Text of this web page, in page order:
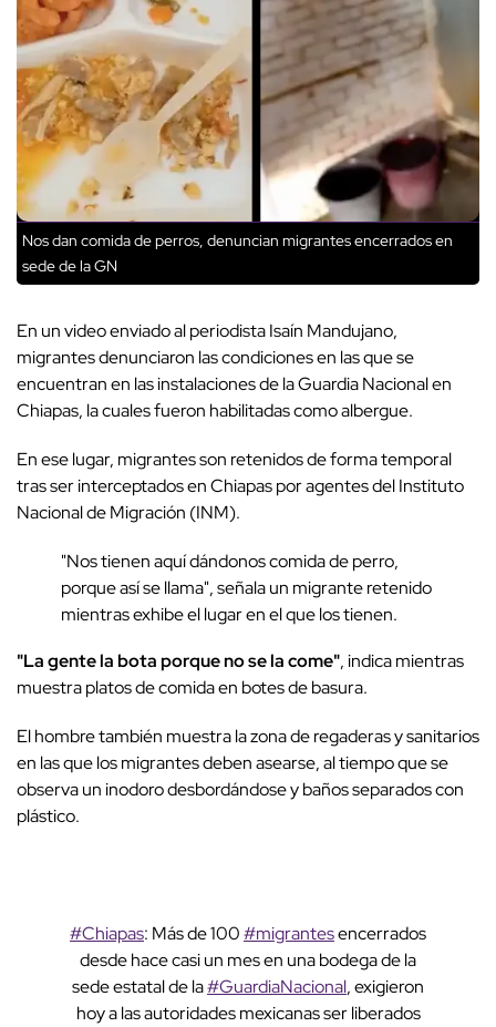
Nos dan comida de perros, denuncian migrantes encerrados en
sede de la GN
En un video enviado al periodista Isaín Mandujano,
migrantes denunciaron las condiciones en las que se
encuentran en las instalaciones de la Guardia Nacional en
Chiapas, la cuales fueron habilitadas como albergue.
En ese lugar, migrantes son retenidos de forma temporal
tras ser interceptados en Chiapas por agentes del Instituto
Nacional de Migración (INM).
"Nos tienen aquí dándonos comida de perro,
porque así se llama", señala un migrante retenido
mientras exhibe el lugar en el que los tienen.
"La gente la bota porque no se la come", indica mientras
muestra platos de comida en botes de basura.
El hombre también muestra la zona de regaderas y sanitarios
en las que los migrantes deben asearse, al tiempo que se
observa un inodoro desbordándose y baños separados con
plástico.
#Chiapas: Más de 100#migrantesencerrados
desde hace casi un mes en una bodega de la
sede estatal de la#GuardiaNacional, exigieron
hoy a las autoridades mexicanas ser liberados